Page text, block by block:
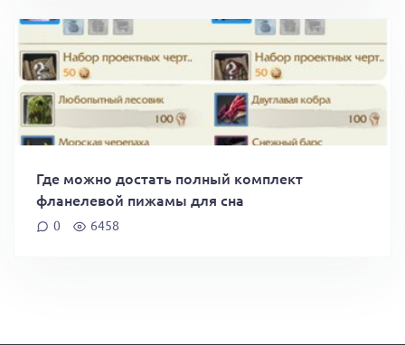
Где можно достать полный комплект
фланелевой пижамы для сна
0 6458